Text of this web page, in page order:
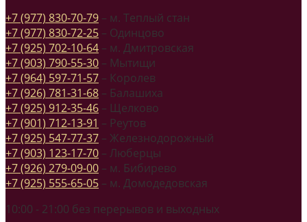
+7 (977) 830-70-79 – м. Теплый стан
+7 (977) 830-72-25 – Одинцово
+7 (925) 702-10-64 – м. Дмитровская
+7 (903) 790-55-30 – Мытищи
+7 (964) 597-71-57 – Королев
+7 (926) 781-31-68 – Балашиха
+7 (925) 912-35-46 – Щелково
+7 (901) 712-13-91 – Реутов
+7 (925) 547-77-37 – Железнодорожный
+7 (903) 123-17-70 – Люберцы
+7 (926) 279-09-00 – м. Бибирево
+7 (925) 555-65-05 – м. Домодедовская
10:00 - 21:00 без перерывов и выходных